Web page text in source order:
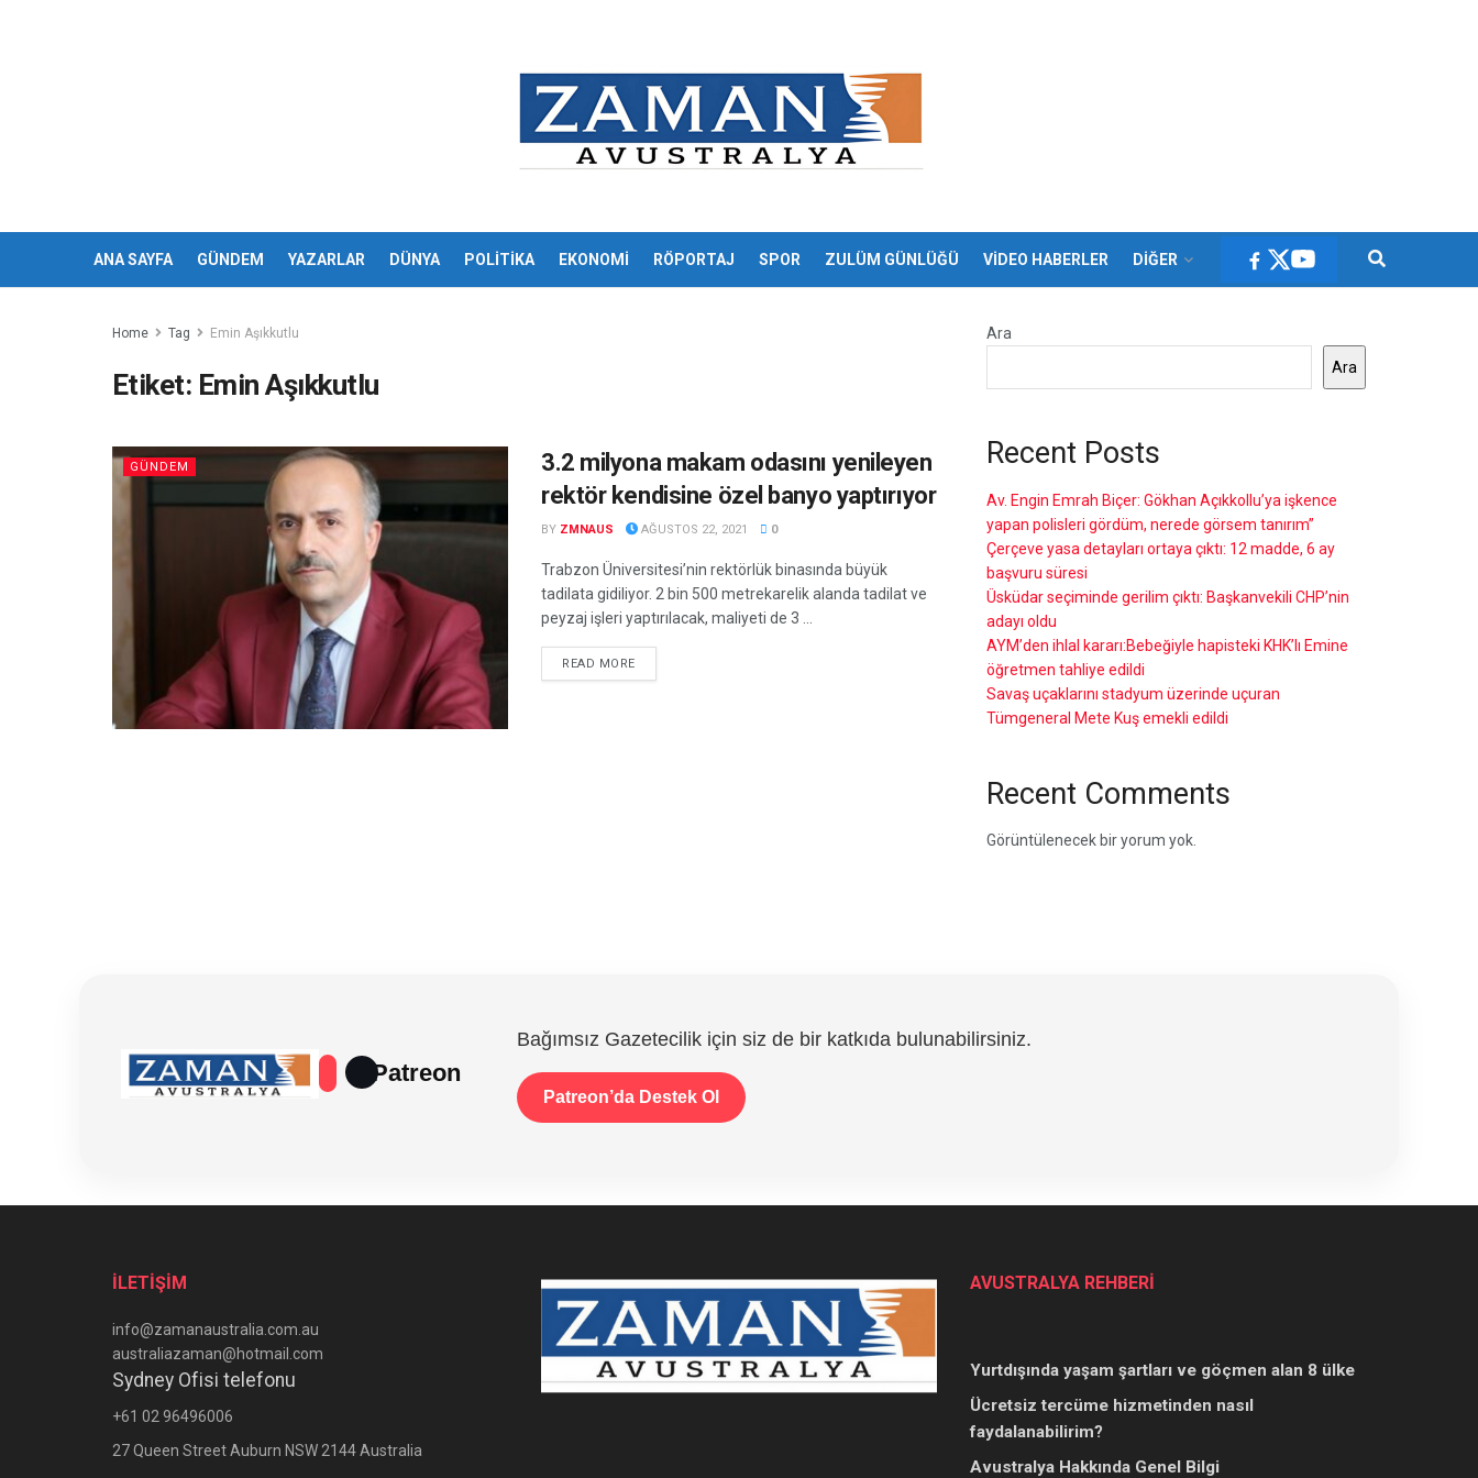
ANA SAYFA GÜNDEM YAZARLAR DÜNYA POLİTİKA EKONOMİ RÖPORTAJ SPOR ZULÜM GÜNLÜĞÜ VİDEO HABERLER DİĞER
Home Tag Emin Aşıkkutlu
Etiket: Emin Aşıkkutlu
GÜNDEM
3.2 milyona makam odasını yenileyen
rektör kendisine özel banyo yaptırıyor
BY ZMNAUS AĞUSTOS 22, 2021 0
Trabzon Üniversitesi’nin rektörlük binasında büyük
tadilata gidiliyor. 2 bin 500 metrekarelik alanda tadilat ve
peyzaj işleri yaptırılacak, maliyeti de 3 ...
READ MOREDETAILS
Ara
Ara
Recent Posts
Av. Engin Emrah Biçer: Gökhan Açıkkollu’ya işkence
yapan polisleri gördüm, nerede görsem tanırım”
Çerçeve yasa detayları ortaya çıktı: 12 madde, 6 ay
başvuru süresi
Üsküdar seçiminde gerilim çıktı: Başkanvekili CHP’nin
adayı oldu
AYM’den ihlal kararı:Bebeğiyle hapisteki KHK’lı Emine
öğretmen tahliye edildi
Savaş uçaklarını stadyum üzerinde uçuran
Tümgeneral Mete Kuş emekli edildi
Recent Comments
Görüntülenecek bir yorum yok.
Patreon
Bağımsız Gazetecilik için siz de bir katkıda bulunabilirsiniz.
Patreon’da Destek Ol
İLETİŞİM
info@zamanaustralia.com.au
australiazaman@hotmail.com
Sydney Ofisi telefonu
+61 02 96496006
27 Queen Street Auburn NSW 2144 Australia
AVUSTRALYA REHBERİ
Yurtdışında yaşam şartları ve göçmen alan 8 ülke
Ücretsiz tercüme hizmetinden nasıl
faydalanabilirim?
Avustralya Hakkında Genel Bilgi